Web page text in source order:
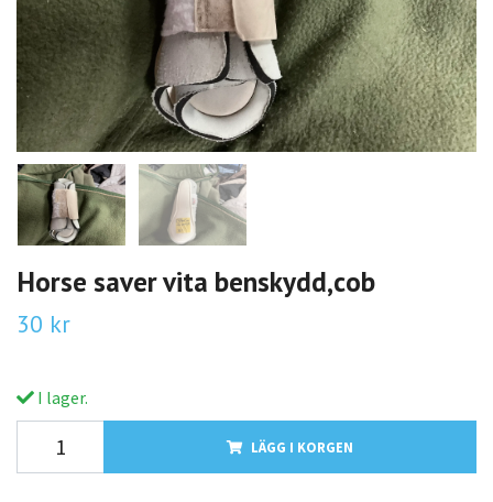
Horse saver vita benskydd,cob
30 kr
I lager.
LÄGG I KORGEN